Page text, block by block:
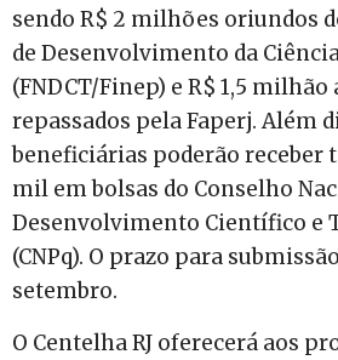
sendo R$ 2 milhões oriundos
de Desenvolvimento da
(FNDCT/Finep) e R$ 1,5 milhão
repassados pela Faperj. Além
beneficiárias poderão receber
mil em bolsas do Conselho
Desenvolvimento Científico e
(CNPq). O prazo para
setembro.
O Centelha RJ oferecerá aos